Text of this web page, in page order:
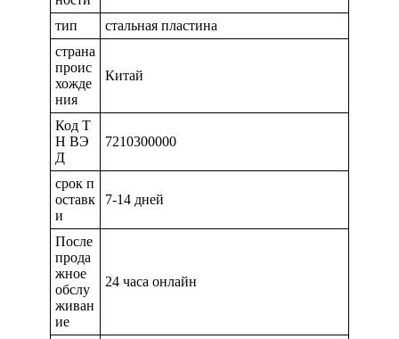
тип
стальная пластина
страна
проис
хожде
ния
Китай
Код Т
Н ВЭ
Д
7210300000
срок п
оставк
и
7-14 дней
После
прода
жное
обслу
живан
ие
24 часа онлайн